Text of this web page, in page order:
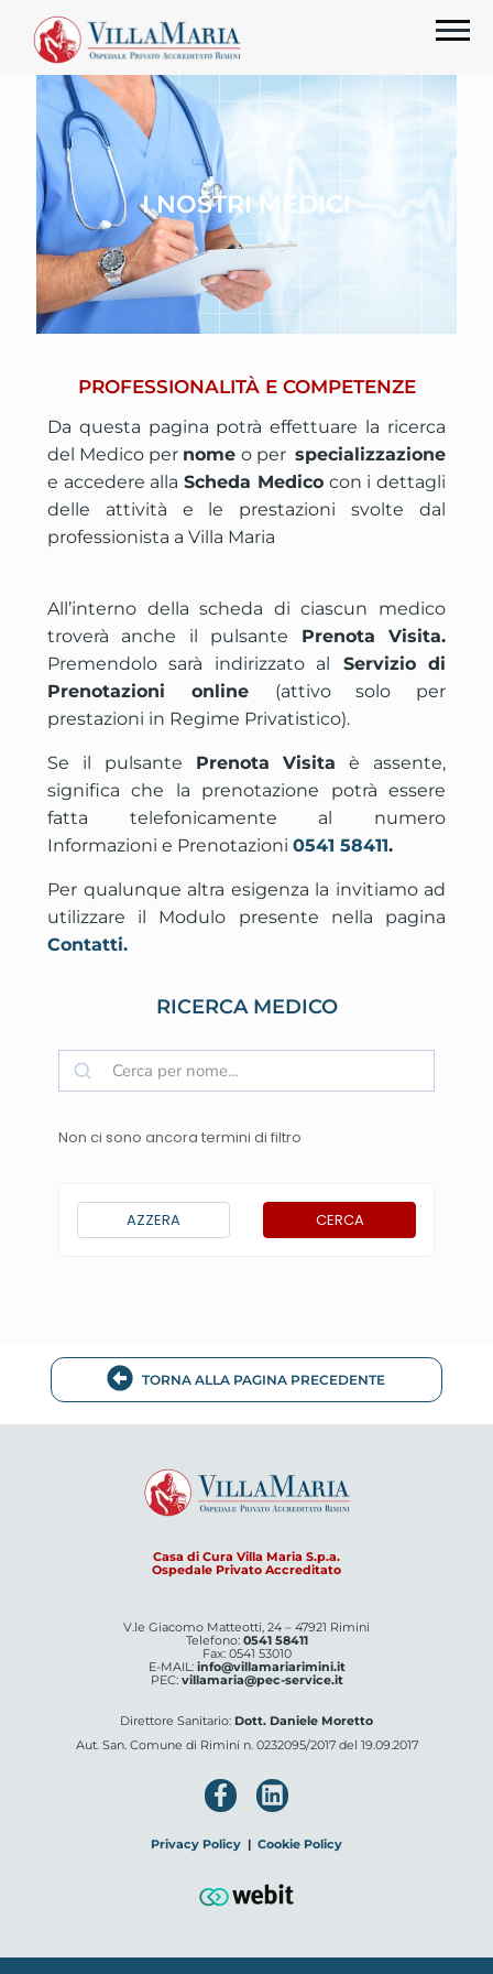
I NOSTRI MEDICI
PROFESSIONALITÀ E COMPETENZE
Da questa pagina potrà effettuare la ricerca
del Medico per nome o perspecializzazione
e accedere allaScheda Medicocon i dettagli
delle attività e le prestazioni svolte dal
professionista a Villa Maria
All’interno della scheda di ciascun medico
troverà anche il pulsante Prenota Visita.
Premendolo sarà indirizzato al
Servizio di
Prenotazioni online (attivo solo per
prestazioni in Regime Privatistico).
Se il pulsante Prenota Visita è assente,
significa che la prenotazione potrà essere
fatta telefonicamente al numero
Informazioni e Prenotazioni 0541 58411.
Per qualunque altra esigenza la invitiamo ad
utilizzare il Modulo presente nella pagina
Contatti.
RICERCA MEDICO
Non ci sono ancora termini di filtro
CERCA
AZZERA
TORNA ALLA PAGINA PRECEDENTE
Casa di Cura Villa Maria S.p.a.
Ospedale Privato Accreditato
V.le Giacomo Matteotti, 24 – 47921 Rimini
Telefono: 0541 58411
Fax: 0541 53010
E-MAIL: info@villamariarimini.it
PEC: villamaria@pec-service.it
Direttore Sanitario: Dott. Daniele Moretto
Aut. San. Comune di Rimini n. 0232095/2017 del 19.09.2017
Privacy Policy | Cookie Policy